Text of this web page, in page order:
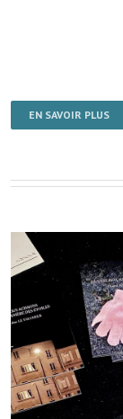
EN SAVOIR PLUS